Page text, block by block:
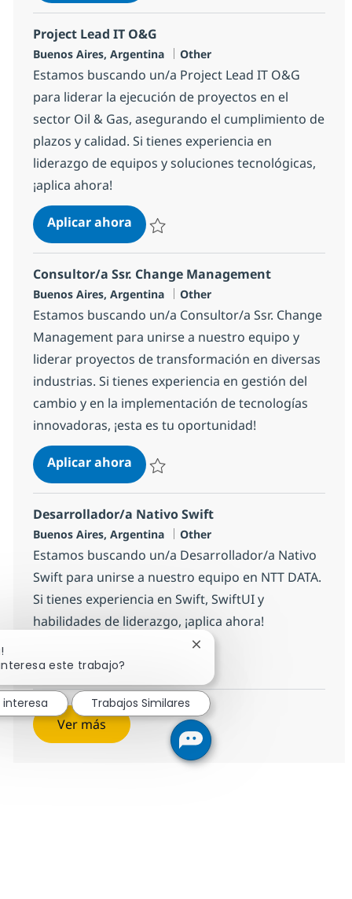
Project Lead IT O&G
Ubicación
Buenos Aires, Argentina Categoría
Other
Estamos buscando un/a Project Lead IT O&G
para liderar la ejecución de proyectos en el
sector Oil & Gas, asegurando el cumplimiento de
plazos y calidad. Si tienes experiencia en
liderazgo de equipos y soluciones tecnológicas,
¡aplica ahora!
Aplicar ahoraProject Lead IT O&G
Consultor/a Ssr. Change Management
Ubicación
Buenos Aires, Argentina Categoría
Other
Estamos buscando un/a Consultor/a Ssr. Change
Management para unirse a nuestro equipo y
liderar proyectos de transformación en diversas
industrias. Si tienes experiencia en gestión del
cambio y en la implementación de tecnologías
innovadoras, ¡esta es tu oportunidad!
Aplicar ahoraConsultor/a Ssr. Change
Desarrollador/a Nativo Swift
Ubicación
Buenos Aires, Argentina Categoría
Other
Estamos buscando un/a Desarrollador/a Nativo
Swift para unirse a nuestro equipo en NTT DATA.
Si tienes experiencia en Swift, SwiftUI y
habilidades de liderazgo, ¡aplica ahora!
Aplicar ahora
Salvar Desarrollador/a Nativo Swift
Ver más
este trabajo?
Cerrar notificación de
interesa Trabajos Similares